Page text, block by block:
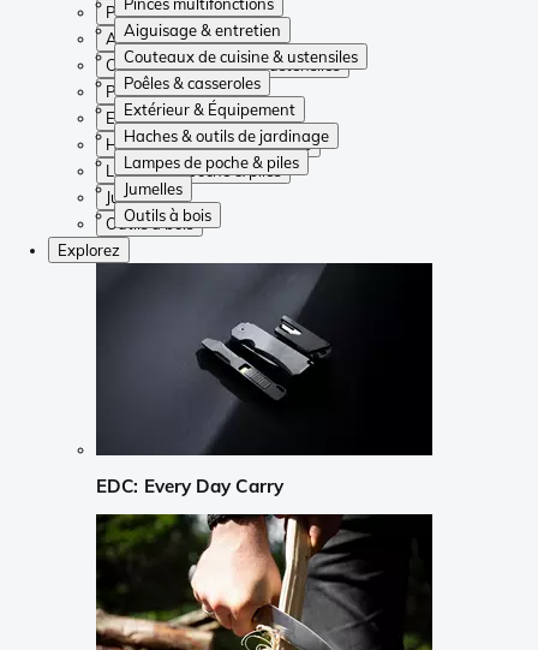
Aiguisage & entretien
Couteaux de cuisine & ustensiles
Poêles & casseroles
Extérieur & Équipement
Haches & outils de jardinage
Lampes de poche & piles
Jumelles
Outils à bois
Pinces multifonctions
Aiguisage & entretien
Couteaux de cuisine & ustensiles
Poêles & casseroles
Extérieur & Équipement
Haches & outils de jardinage
Lampes de poche & piles
Jumelles
Outils à bois
Explorez
EDC: Every Day Carry